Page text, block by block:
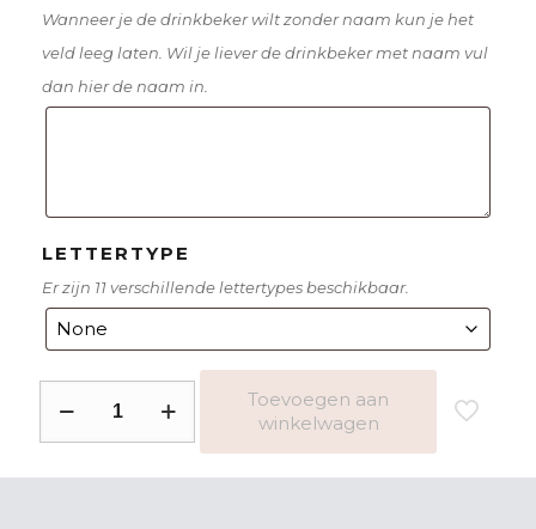
Wanneer je de drinkbeker wilt zonder naam kun je het
veld leeg laten. Wil je liever de drinkbeker met naam vul
dan hier de naam in.
LETTERTYPE
Er zijn 11 verschillende lettertypes beschikbaar.
Toevoegen aan
winkelwagen